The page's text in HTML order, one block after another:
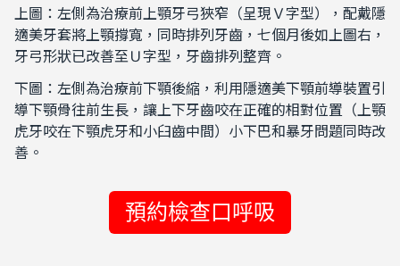
上圖：左側為治療前上顎牙弓狹窄（呈現Ｖ字型），配戴隱
適美牙套將上顎撐寬，同時排列牙齒，七個月後如上圖右，
牙弓形狀已改善至Ｕ字型，牙齒排列整齊。
下圖：左側為治療前下顎後縮，利用隱適美下顎前導裝置引
導下顎骨往前生長，讓上下牙齒咬在正確的相對位置（上顎
虎牙咬在下顎虎牙和小臼齒中間）小下巴和暴牙問題同時改
善。
預約檢查口呼吸